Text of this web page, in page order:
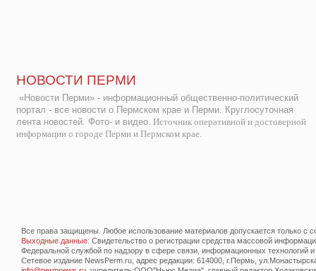
НОВОСТИ ПЕРМИ
«Новости Перми» - информационный общественно-политический
портал - все новости о Пермском крае и Перми. Круглосуточная
лента новостей. Фото- и видео. Источник оперативной и достоверной
информации о городе Перми и Пермском крае.
Все права защищены. Любое использование материалов допускается только с
Выходные данные: Свидетельство о регистрации средства массовой
Федеральной службой по надзору в сфере связи, информационных технологий
Сетевое издание NewsPerm.ru, адрес редакции: 614000, г.Пермь,